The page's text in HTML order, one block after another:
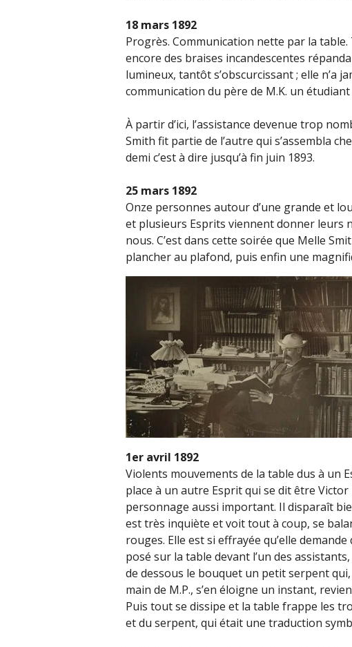
18 mars 1892
Progrès. Communication nette par la
encore des braises incandescentes
lumineux, tantôt s’obscurcissant ; elle n’a
communication du père de M.K. un
À partir d’ici, l’assistance devenue trop
Smith fit partie de l’autre qui s’assembla
demi c’est à dire jusqu’à fin juin 1893.
25 mars 1892
Onze personnes autour d’une grande et
et plusieurs Esprits viennent donner leurs
nous. C’est dans cette soirée que Melle
plancher au plafond, puis enfin une
1er avril 1892
Violents mouvements de la table dus à un
place à un autre Esprit qui se dit être
personnage aussi important. Il disparaît
est très inquiète et voit tout à coup, se
rouges. Elle est si effrayée qu’elle
posé sur la table devant l’un des
de dessous le bouquet un petit serpent
main de M.P., s’en éloigne un instant,
Puis tout se dissipe et la table frappe les
et du serpent, qui était une traduction